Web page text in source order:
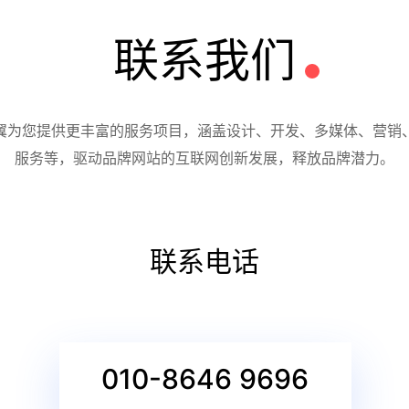
联系我们
为您提供更丰富的服务项目，涵盖设计、开发、多媒体、营销
服务等，驱动品牌网站的互联网创新发展，释放品牌潜力。
联系电话
010-8646 9696